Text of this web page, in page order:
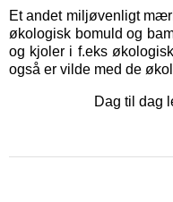
Et andet miljøvenligt
økologisk bomuld og
og kjoler i f.eks
også er vilde med de
Dag til dag